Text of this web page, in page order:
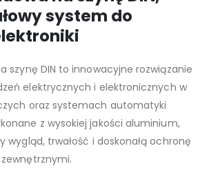
system do
szynę DIN to innowacyjne rozwiązanie
elektrycznych i elektronicznych w
oraz systemach automatyki
z wysokiej jakości aluminium,
trwałość i doskonałą ochronę